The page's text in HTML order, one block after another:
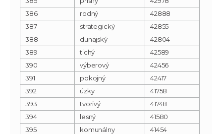
386
rodný
42888
387
strategický
42855
388
dunajský
42804
389
tichý
42589
390
výberový
42456
391
pokojný
42417
392
úzky
41758
393
tvorivý
41748
394
lesný
41580
395
komunálny
41454